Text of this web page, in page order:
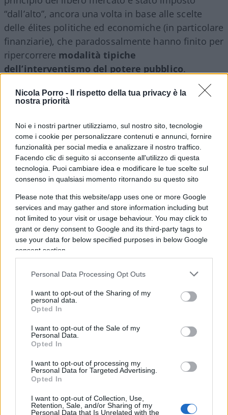
Nicola Porro -
Il rispetto della tua privacy è la
nostra priorità
Noi e i nostri partner utilizziamo, sul nostro sito, tecnologie
come i cookie per personalizzare contenuti e annunci, fornire
funzionalità per social media e analizzare il nostro traffico.
Facendo clic di seguito si acconsente all'utilizzo di questa
tecnologia. Puoi cambiare idea e modificare le tue scelte sul
consenso in qualsiasi momento ritornando su questo sito
Please note that this website/app uses one or more Google
services and may gather and store information including but
not limited to your visit or usage behaviour. You may click to
grant or deny consent to Google and its third-party tags to
use your data for below specified purposes in below Google
consent section.
Personal Data Processing Opt Outs
I want to opt-out of the Sharing of my
personal data.
Opted In
I want to opt-out of the Sale of my
Personal Data.
Opted In
I want to opt-out of processing my
Personal Data for Targeted Advertising.
Opted In
I want to opt-out of Collection, Use,
Retention, Sale, and/or Sharing of my
Personal Data that Is Unrelated with the
“dall’alto”, ancora una volta in base alle scelte
delle élites politiche ed economiche (in particolare
finanziarie), che paradossalmente hanno finito per
ripercorrere modalità tipiche
dell’interventismo del potere pubblico.
Parità di condizioni
Una visione realistica del commercio
internazionale, non deve quindi a mio avviso
essere pregiudizialmente contraria ai dazi imposti
dal presidenteDonald Trump, ma cercare di
formarsi un’opinione sugli stessi (positiva o
negativa che sia) in base alla situazione concreta e
all’azione delle controparti alle quali i dazi
vengono applicati, poiché come tutte le istituzioni
umane, anche il sistema del libero mercato
internazionale non è “senza peccato”.
Ovviamente in linea di principio, l’assenza di dazi,
il libero commercio tra stati diversi è un’ottima
tutte le cose nobili,anche il libero commercio
ha dei limiti, e questi consistono essenzialmente
nel rispetto della tendenziale parità di condizioni
tra gli stati che negoziano un accordo di libero
inevitabilmente il libero scambio penalizza